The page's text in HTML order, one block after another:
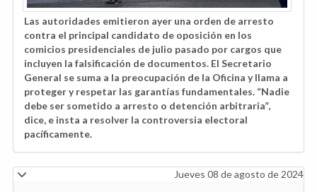
Las autoridades emitieron ayer una orden de arresto
contra el principal candidato de oposición en los
comicios presidenciales de julio pasado por cargos que
incluyen la falsificación de documentos. El Secretario
General se suma a la preocupación de la Oficina y llama a
proteger y respetar las garantías fundamentales. “Nadie
debe ser sometido a arresto o detención arbitraria”,
dice, e insta a resolver la controversia electoral
pacíficamente.
Jueves 08 de agosto de 2024